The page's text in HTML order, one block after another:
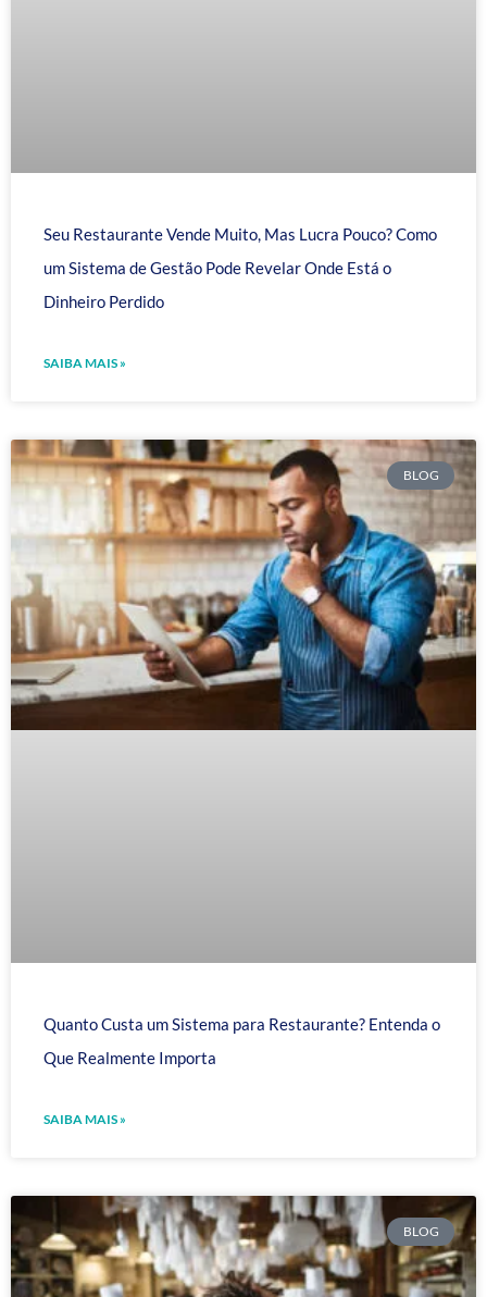
Seu Restaurante Vende Muito, Mas Lucra Pouco? Como
um Sistema de Gestão Pode Revelar Onde Está o
Dinheiro Perdido
SAIBA MAIS »
BLOG
Quanto Custa um Sistema para Restaurante? Entenda o
Que Realmente Importa
SAIBA MAIS »
BLOG